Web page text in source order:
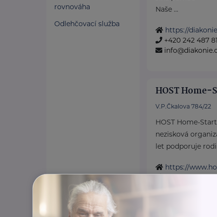
rovnováha
Odlehčovací služba
Naše ...
https://
+420 242 487
HOST Home-
V.P.Čkalova 784/22
HOST Home-
nezisková
let podporuje
https://
+420 776 556